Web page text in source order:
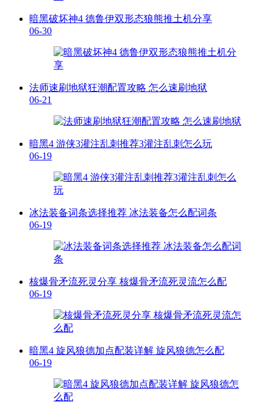
暗黑破坏神4 德鲁伊双形态狼熊推土机分享
06-30
法师速刷地狱狂潮配置攻略 怎么速刷地狱
06-21
暗黑4 游侠3灌注乱刺推荐3灌注乱刺怎么玩
06-19
冰法装备词条选择推荐 冰法装备怎么配词条
06-19
核爆骨矛流死灵分享 核爆骨矛流死灵流怎么配
06-19
暗黑4 旋风狼德加点配装详解 旋风狼德怎么配
06-19